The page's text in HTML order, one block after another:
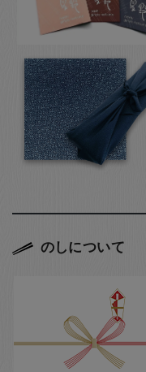
のしについて